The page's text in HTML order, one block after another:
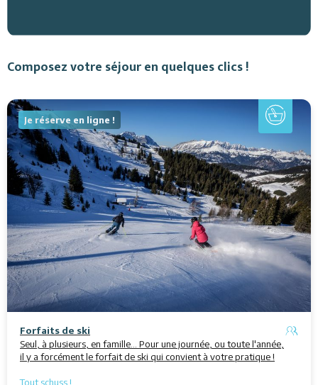
Composez votre séjour en quelques clics !
Je réserve en ligne !
Forfaits de ski
Seul, à plusieurs, en famille... Pour une journée, ou toute l'année,
il y a forcément le forfait de ski qui convient à votre pratique !
Tout schuss !